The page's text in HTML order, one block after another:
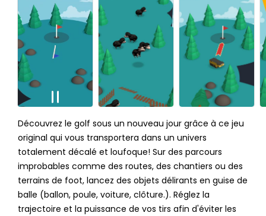
Découvrez le golf sous un nouveau jour grâce à ce jeu
original qui vous transportera dans un univers
totalement décalé et loufoque! Sur des parcours
improbables comme des routes, des chantiers ou des
terrains de foot, lancez des objets délirants en guise de
balle (ballon, poule, voiture, clôture.). Réglez la
trajectoire et la puissance de vos tirs afin d'éviter les